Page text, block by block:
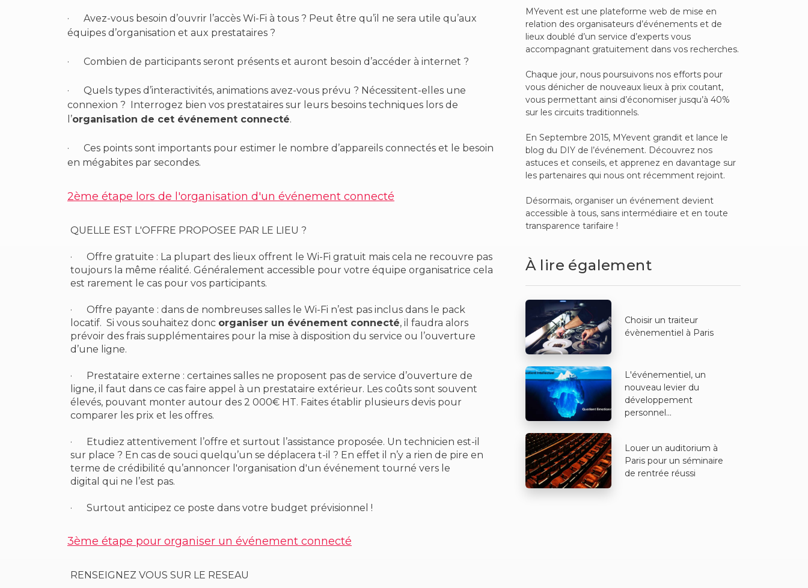
·
Avez-vous besoin d’ouvrir l’accès Wi-Fi à tous ? Peut être qu’il ne sera utile qu’aux
équipes d’organisation et aux prestataires ?
· Combien de participants seront présents et auront besoin d’accéder à internet ?
·
Quels types d’interactivités, animations avez-vous prévu ? Nécessitent-elles une
connexion ? Interrogez bien vos prestataires sur leurs besoins techniques lors de
l’organisation de cet événement connecté.
·
Ces points sont importants pour estimer le nombre d’appareils connectés et le besoin
en mégabites par secondes.
2ème étape lors de l'organisation d'un événement connecté
QUELLE EST L'OFFRE PROPOSEE PAR LE LIEU ?
·
Offre gratuite : La plupart des lieux offrent le Wi-Fi gratuit mais cela ne recouvre pas
toujours la même réalité. Généralement accessible pour votre équipe organisatrice cela
est rarement le cas pour vos participants.
·
Offre payante : dans de nombreuses salles le Wi-Fi n’est pas inclus dans le pack
locatif. Si vous souhaitez donc organiser un événement connecté, il faudra alors
prévoir des frais supplémentaires pour la mise à disposition du service ou l’ouverture
d’une ligne.
·
Prestataire externe : certaines salles ne proposent pas de service d’ouverture de
ligne, il faut dans ce cas faire appel à un prestataire extérieur. Les coûts sont souvent
élevés, pouvant monter autour des 2 000€ HT. Faites établir plusieurs devis pour
comparer les prix et les offres.
·
Etudiez attentivement l’offre et surtout l’assistance proposée. Un technicien est-il
sur place ? En cas de souci quelqu’un se déplacera t-il ? En effet il n’y a rien de pire en
terme de crédibilité qu’annoncer l'organisation d'un événement tourné vers le
digital qui ne l’est pas.
· Surtout anticipez ce poste dans votre budget prévisionnel !
3ème étape pour organiser un événement connecté
RENSEIGNEZ VOUS SUR LE RESEAU
MYevent est une plateforme web de mise en
relation des organisateurs d’événements et de
lieux doublé d’un service d’experts vous
accompagnant gratuitement dans vos recherches.
Chaque jour, nous poursuivons nos efforts pour
vous dénicher de nouveaux lieux à prix coutant,
vous permettant ainsi d’économiser jusqu’à 40%
sur les circuits traditionnels.
En Septembre 2015, MYevent grandit et lance le
blog du DIY de l’événement. Découvrez nos
astuces et conseils, et apprenez en davantage sur
les partenaires qui nous ont récemment rejoint.
Désormais, organiser un événement devient
accessible à tous, sans intermédiaire et en toute
transparence tarifaire !
À lire également
Choisir un traiteur
évènementiel à Paris
L'événementiel, un
nouveau levier du
développement
personnel...
Louer un auditorium à
Paris pour un séminaire
de rentrée réussi